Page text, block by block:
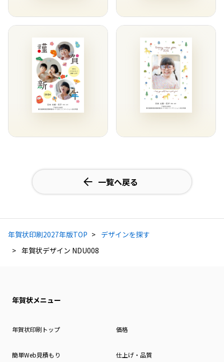
一覧へ戻る
年賀状印刷2027年版TOP
デザインを探す
年賀状デザイン NDU008
年賀状メニュー
年賀状印刷トップ 価格
簡単Web見積もり 仕上げ・品質